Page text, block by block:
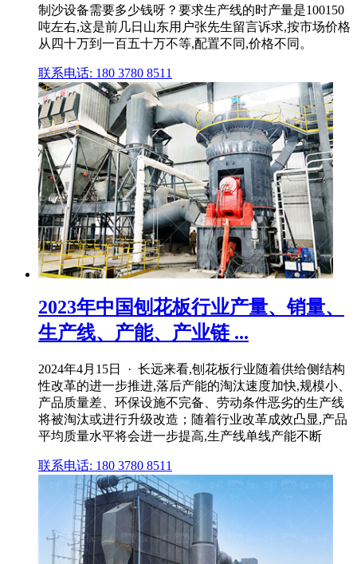
制沙设备需要多少钱呀？要求生产线的时产量是100150
吨左右,这是前几日山东用户张先生留言诉求,按市场价格
从四十万到一百五十万不等,配置不同,价格不同。
联系电话: 180 3780 8511
2023年中国刨花板行业产量、销量、
生产线、产能、产业链 ...
2024年4月15日 · 长远来看,刨花板行业随着供给侧结构
性改革的进一步推进,落后产能的淘汰速度加快,规模小、
产品质量差、环保设施不完备、劳动条件恶劣的生产线
将被淘汰或进行升级改造；随着行业改革成效凸显,产品
平均质量水平将会进一步提高,生产线单线产能不断
联系电话: 180 3780 8511